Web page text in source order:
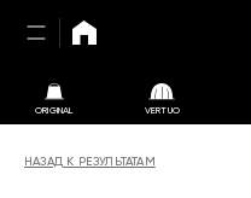
ORIGINAL VERTUO
НАЗАД К РЕЗУЛЬТАТАМ